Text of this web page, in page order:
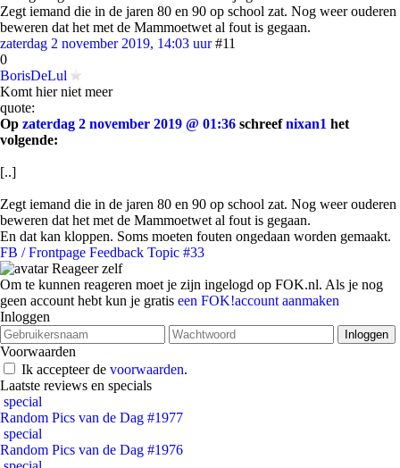
Zegt iemand die in de jaren 80 en 90 op school zat. Nog weer ouderen
beweren dat het met de Mammoetwet al fout is gegaan.
zaterdag 2 november 2019, 14:03 uur #11
0
BorisDeLul
Komt hier niet meer
quote:
Op zaterdag 2 november 2019 @ 01:36 schreefnixan1 het
volgende:
[..]
Zegt iemand die in de jaren 80 en 90 op school zat. Nog weer ouderen
beweren dat het met de Mammoetwet al fout is gegaan.
En dat kan kloppen. Soms moeten fouten ongedaan worden gemaakt.
FB / Frontpage Feedback Topic #33
Reageer zelf
Om te kunnen reageren moet je zijn ingelogd op FOK.nl. Als je nog
geen account hebt kun je gratis een FOK!account aanmaken
Inloggen
Voorwaarden
Ik accepteer de voorwaarden.
Laatste reviews en specials
special
Random Pics van de Dag #1977
special
Random Pics van de Dag #1976